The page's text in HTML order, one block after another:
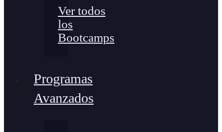
Ver todos
los
Bootcamps
Programas
Avanzados